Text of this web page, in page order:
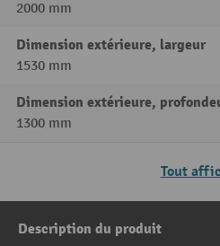
2000 mm
Dimension extérieure, largeur
1530 mm
Dimension extérieure,
1300 mm
Tout
Description du produit